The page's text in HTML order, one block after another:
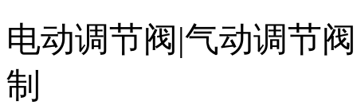
电动调节阀|气动调节
制